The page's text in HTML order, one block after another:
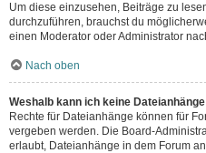
Um diese einzusehen, Beiträge zu
durchzuführen, brauchst du
einen Moderator oder Administrator
Nach oben
Weshalb kann ich keine
Rechte für Dateianhänge können für
vergeben werden. Die Board-
erlaubt, Dateianhänge in dem Forum